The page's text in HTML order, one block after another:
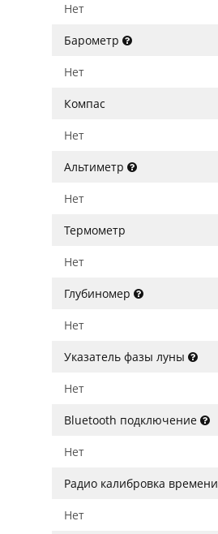
Нет
Барометр
Нет
Компас
Нет
Альтиметр
Нет
Термометр
Нет
Глубиномер
Нет
Указатель фазы луны
Нет
Bluetooth подключение
Нет
Радио калибровка времени
Нет